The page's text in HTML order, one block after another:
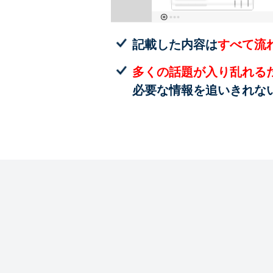
記載した内容はすべて流
多くの話題が入り乱れる
必要な情報を追いきれな